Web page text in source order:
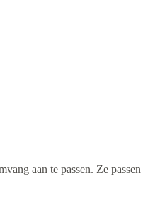
aan te passen. Ze